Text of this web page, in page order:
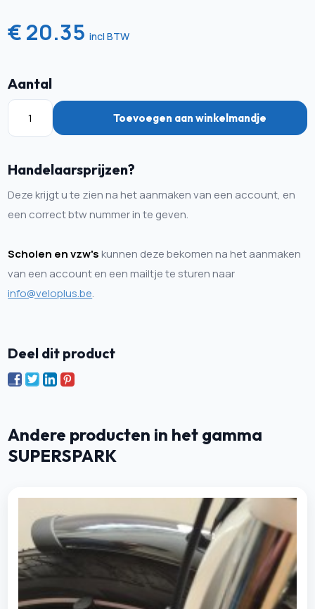
€ 20.35incl BTW
Aantal
Toevoegen aan winkelmandje
Handelaarsprijzen?
Deze krijgt u te zien na het aanmaken van een account, en
een correct btw nummer in te geven.
Scholen en vzw'skunnen deze bekomen na het aanmaken
van een account en een mailtje te sturen naar
info@veloplus.be.
Deel dit product
Andere producten in het gamma
SUPERSPARK